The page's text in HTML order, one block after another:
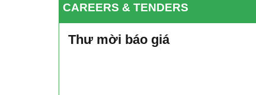
CAREERS & TENDERS
Thư mời báo giá